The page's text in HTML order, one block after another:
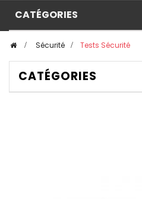
CATÉGORIES
> Sécurité > Tests Sécurité
CATÉGORIES